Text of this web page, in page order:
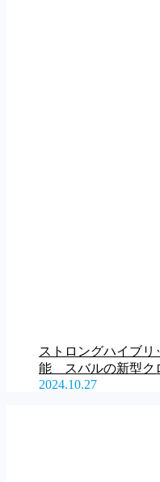
ストロングハイブ
能 スバルの新型ク
2024.10.27